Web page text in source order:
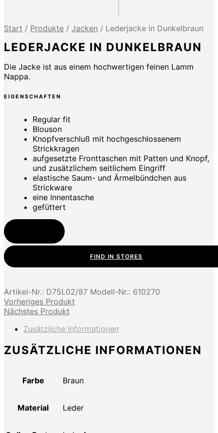
Start / Produkte / Jacken / Lederjacke in Dunkelbraun
LEDERJACKE IN DUNKELBRAUN
Die Jacke ist aus einem hochwertigen feinen Lamm
Nappa.
EIGENSCHAFTEN
Regular fit
Blouson
Knopfverschluß mit hochgeschlossenem
Strickkragen
aufgesetzte Fronttaschen mit Patten und Knopf,
und zusätzlichem seitlichem Eingriff
elastische Saum- und Ärmelbündchen aus
Strickware
eine Innentasche
gefüttert
FIND IN STORES
Artikel-Nr.: D75L02/87 Modell-Nr.: 610270
Vorheriges Produkt
Nächstes Produkt
Zusätzliche Informationen
ZUSÄTZLICHE INFORMATIONEN
Farbe Braun
Material Leder